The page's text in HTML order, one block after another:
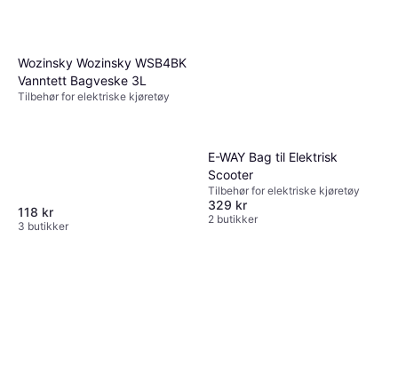
Wozinsky Wozinsky WSB4BK
Vanntett Bagveske 3L
Tilbehør for elektriske kjøretøy
118 kr
3 butikker
E-WAY Bag til Elektrisk
Scooter
Tilbehør for elektriske kjøretøy
329 kr
2 butikker